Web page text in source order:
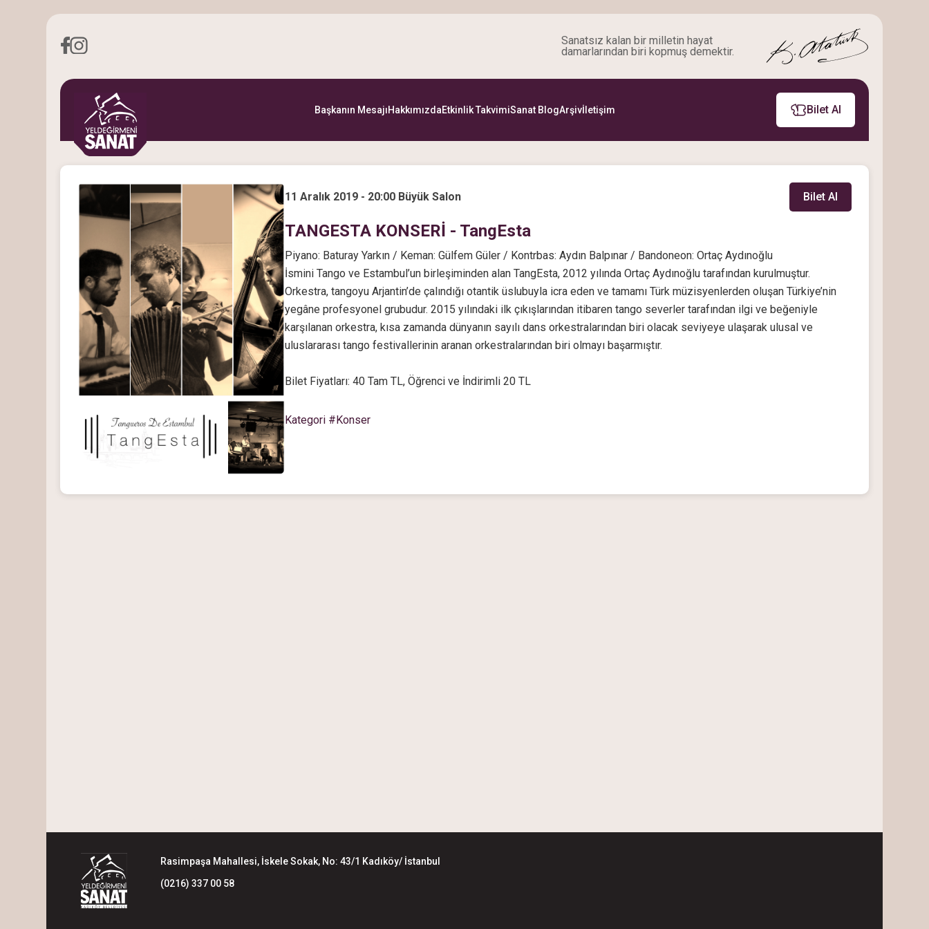
Sanatsız kalan bir milletin hayat
damarlarından biri kopmuş demektir.
Başkanın MesajıHakkımızdaEtkinlik TakvimiSanat BlogArşivİletişim Bilet Al
11 Aralık 2019 - 20:00 Büyük Salon Bilet Al
TANGESTA KONSERİ - TangEsta
Piyano: Baturay Yarkın / Keman: Gülfem Güler / Kontrbas: Aydın Balpınar / Bandoneon: Ortaç Aydınoğlu
İsmini Tango ve Estambul’un birleşiminden alan TangEsta, 2012 yılında Ortaç Aydınoğlu tarafından kurulmuştur.
Orkestra, tangoyu Arjantin’de çalındığı otantik üslubuyla icra eden ve tamamı Türk müzisyenlerden oluşan Türkiye’nin
yegâne profesyonel grubudur. 2015 yılındaki ilk çıkışlarından itibaren tango severler tarafından ilgi ve beğeniyle
karşılanan orkestra, kısa zamanda dünyanın sayılı dans orkestralarından biri olacak seviyeye ulaşarak ulusal ve
uluslararası tango festivallerinin aranan orkestralarından biri olmayı başarmıştır.
Bilet Fiyatları: 40 Tam TL, Öğrenci ve İndirimli 20 TL
Kategori #Konser
Rasimpaşa Mahallesi, İskele Sokak, No: 43/1 Kadıköy/ İstanbul
(0216) 337 00 58